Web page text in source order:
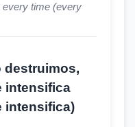
every time (every
destruimos,
intensifica
intensifica)